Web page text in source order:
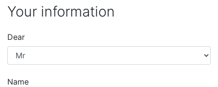
Your information
Dear
Name